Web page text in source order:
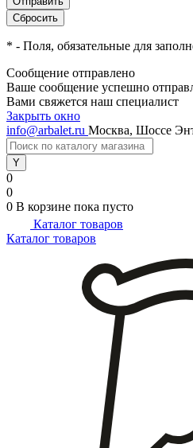
* - Поля, обязательные для
Сообщение отправлено
Ваше сообщение успешно
Вами свяжется наш специалист
Закрыть окно
info@arbalet.ru Москва, Шоссе
0
0
0 В корзине пока пусто
Каталог товаров
Каталог товаров